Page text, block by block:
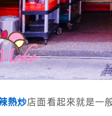
熱炒店面看起來就是一